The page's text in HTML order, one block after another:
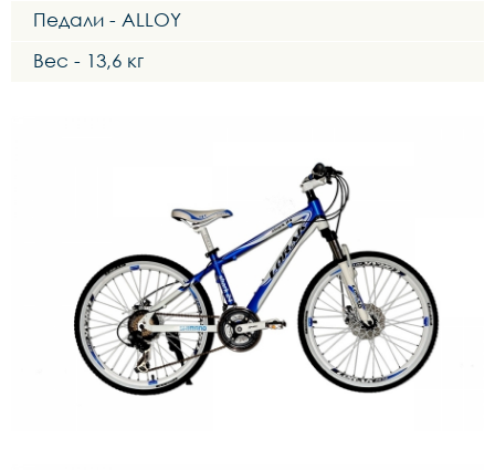
Педали - ALLOY
Вес - 13,6 кг